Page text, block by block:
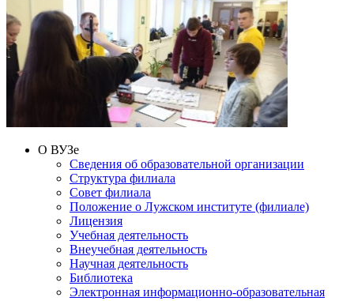
О ВУЗе
Сведения об образовательной организации
Структура филиала
Совет филиала
Положение о Лужском институте (филиале)
Лицензия
Учебная деятельность
Внеучебная деятельность
Научная деятельность
Библиотека
Электронная информационно-образовательная